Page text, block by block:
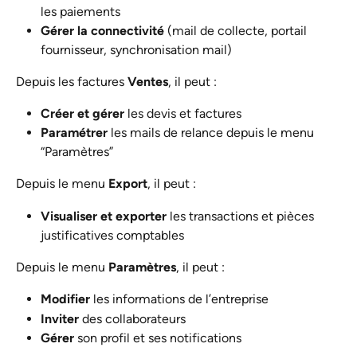
les paiements
Gérer la connectivité (mail de collecte, portail
fournisseur, synchronisation mail)
Depuis les factures Ventes, il peut :
Créer et gérer les devis et factures
Paramétrer les mails de relance depuis le menu
“Paramètres”
Depuis le menu Export, il peut :
Visualiser et exporter les transactions et pièces
justificatives comptables
Depuis le menu Paramètres, il peut :
Modifier les informations de l’entreprise
Inviter des collaborateurs
Gérer son profil et ses notifications